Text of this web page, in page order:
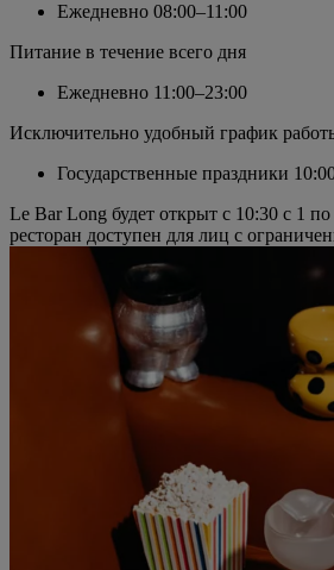
Ежедневно 08:00–11:00
Питание в течение всего дня
Ежедневно 11:00–23:00
Исключительно удобный график
Государственные праздники
Le Bar Long будет открыт с 10:30 с 1
ресторан доступен для лиц с